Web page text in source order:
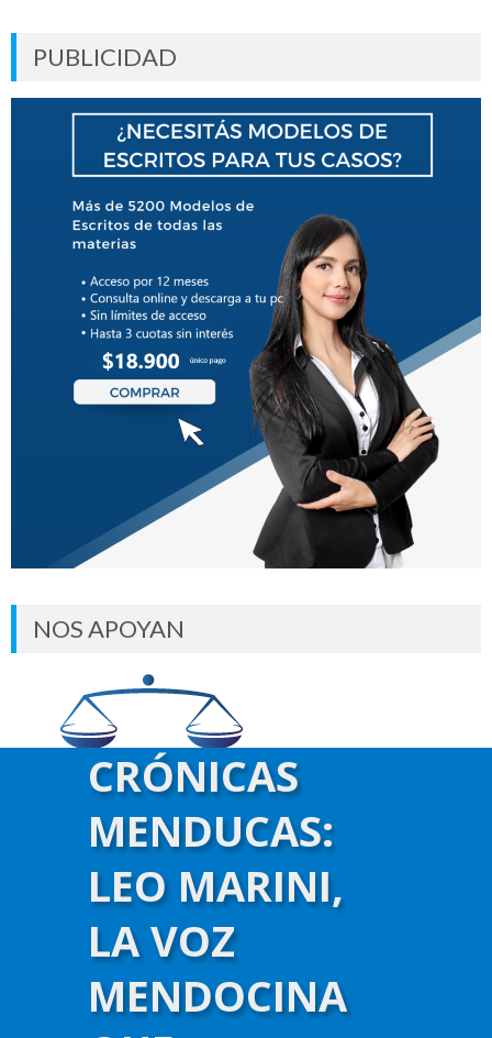
PUBLICIDAD
NOS APOYAN
CRÓNICAS
MENDUCAS:
LEO MARINI,
LA VOZ
MENDOCINA